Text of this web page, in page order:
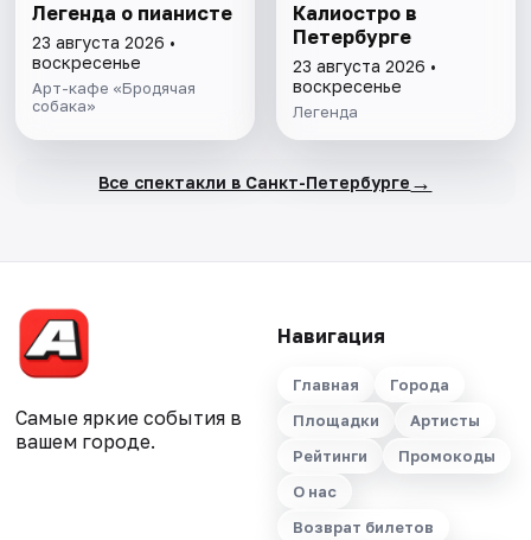
Легенда о пианисте
23 августа 2026 •
воскресенье
Арт-кафе «Бродячая
собака»
Калиостро в
Петербурге
23 августа 2026 •
воскресенье
Легенда
Все спектакли в Санкт-Петербурге →
Самые яркие события в
вашем городе.
Навигация
Главная
Города
Площадки
Артисты
Рейтинги
Промокоды
О нас
Возврат билетов